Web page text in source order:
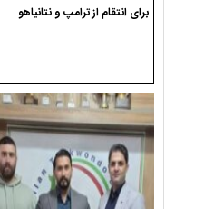
برای انتقام از ترامپ و نتانیاهو